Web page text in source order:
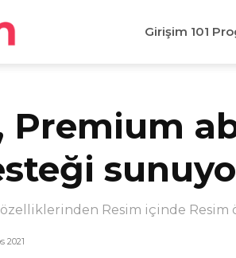
egirişim Girişim 101
Premium
Resim içinde Resim
2021